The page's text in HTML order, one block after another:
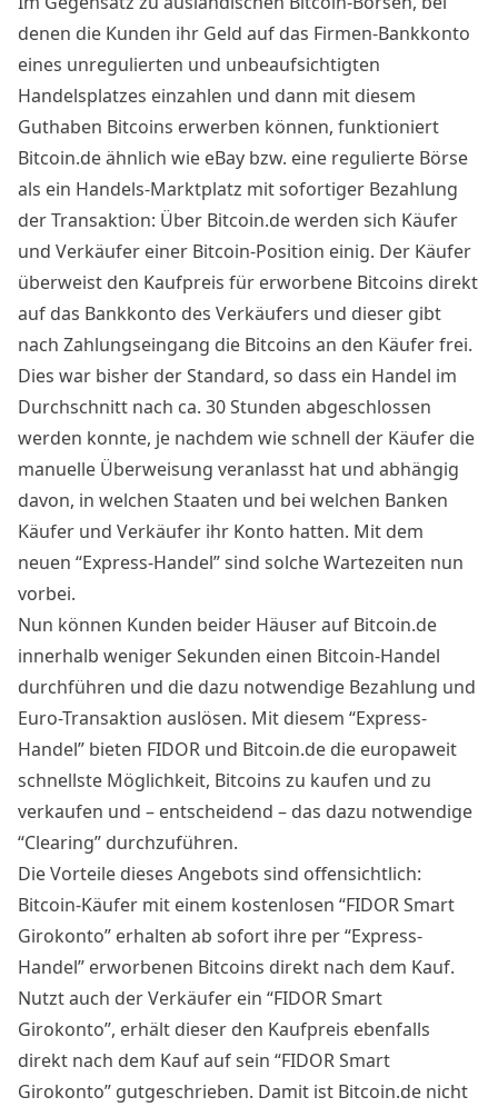
denen die Kunden ihr Geld auf das Firmen-Bankkonto
eines unregulierten und unbeaufsichtigten
Handelsplatzes einzahlen und dann mit diesem
Guthaben Bitcoins erwerben können, funktioniert
Bitcoin.deähnlich wie eBay bzw. eine regulierte Börse
als ein Handels-Marktplatz mit sofortiger Bezahlung
der Transaktion: Über Bitcoin.de werden sich Käufer
und Verkäufer einer Bitcoin-Position einig. Der Käufer
überweist den Kaufpreis für erworbene Bitcoins direkt
auf das Bankkonto des Verkäufers und dieser gibt
nach Zahlungseingang die Bitcoins an den Käufer frei.
Dies war bisher der Standard, so dass ein Handel im
Durchschnitt nach ca. 30 Stunden abgeschlossen
werden konnte, je nachdem wie schnell der Käufer die
manuelle Überweisung veranlasst hat und abhängig
davon, in welchen Staaten und bei welchen Banken
Käufer und Verkäufer ihr Konto hatten. Mit dem
neuen “Express-Handel” sind solche Wartezeiten nun
vorbei.
Nun können Kunden beider Häuser auf Bitcoin.de
innerhalb weniger Sekunden einen Bitcoin-Handel
durchführen und die dazu notwendige Bezahlung und
Euro-Transaktion auslösen. Mit diesem “Express-
Handel” bieten FIDOR und Bitcoin.de die europaweit
schnellste Möglichkeit, Bitcoins zu kaufen und zu
verkaufen und – entscheidend – das dazu notwendige
“Clearing” durchzuführen.
Die Vorteile dieses Angebots sind offensichtlich:
Bitcoin-Käufer mit einem kostenlosen “FIDOR Smart
Girokonto” erhalten ab sofort ihre per “Express-
Handel” erworbenen Bitcoins direkt nach dem Kauf.
Nutzt auch der Verkäufer ein “FIDOR Smart
Girokonto”, erhält dieser den Kaufpreis ebenfalls
direkt nach dem Kauf auf sein “FIDOR Smart
Girokonto” gutgeschrieben. Damit ist Bitcoin.de nicht